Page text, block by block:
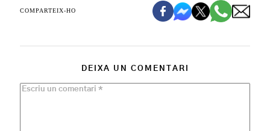
COMPARTEIX-HO
DEIXA UN COMENTARI